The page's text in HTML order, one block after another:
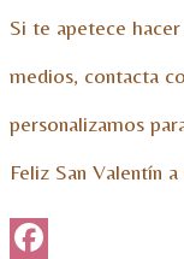
Si te apetece
medios, contacta
personalizamos
Feliz San Valentín